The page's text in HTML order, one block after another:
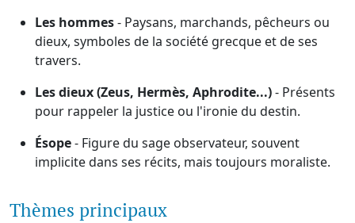
Les hommes- Paysans, marchands, pêcheurs ou
dieux, symboles de la société grecque et de ses
travers.
Les dieux (Zeus, Hermès, Aphrodite...)- Présents
pour rappeler la justice ou l'ironie du destin.
Ésope- Figure du sage observateur, souvent
implicite dans ses récits, mais toujours moraliste.
Thèmes principaux